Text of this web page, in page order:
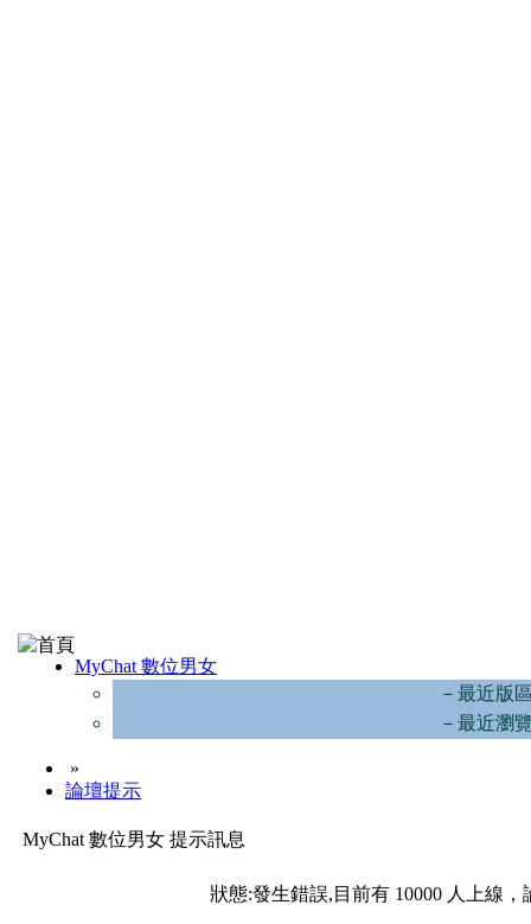
MyChat 數位男女
－最近版
－最近瀏
»
論壇提示
MyChat 數位男女 提示訊息
狀態:發生錯誤,目前有 10000 人上線